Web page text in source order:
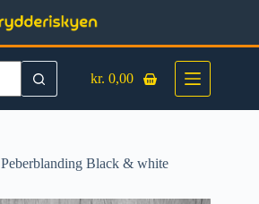
Shopping
kr. 0,00
Peberblanding Black & white